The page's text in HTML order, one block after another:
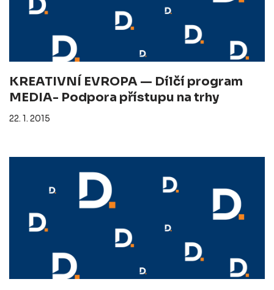
KREATIVNÍ EVROPA — Dílčí program
MEDIA- Podpora přístupu na trhy
22. 1. 2015